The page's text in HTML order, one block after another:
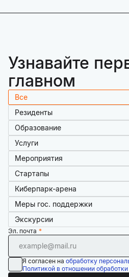
Узнавайте
главном
Все
Резиденты
Образование
Услуги
Мероприятия
Стартапы
Киберпарк-арена
Меры гос. поддержки
Экскурсии
Эл. почта
Я согласен на обработку
Политикой в отношении